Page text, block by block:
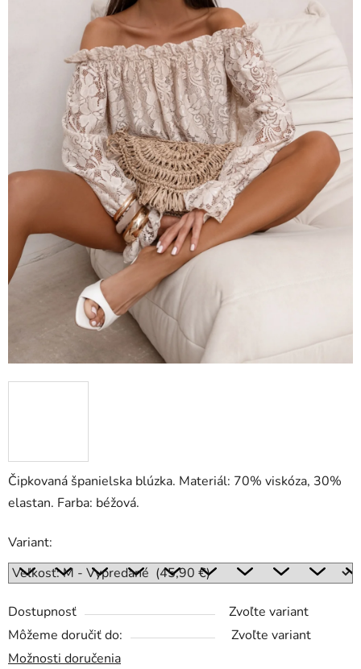
Čipkovaná španielska blúzka. Materiál: 70% viskóza, 30%
elastan. Farba: béžová.
Variant:
Dostupnosť
Zvoľte variant
Môžeme doručiť do:
Zvoľte variant
Možnosti doručenia